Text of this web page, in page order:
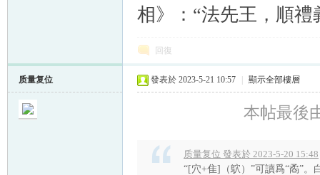
相》：“法先王，順
回復
质量复位 發表於 2023-5-21 10:57 顯示全部樓層
本帖最後
质量复位 發表於 2023-5-20 15:48
“[穴+隹]（鴥）”可讀爲“矞”